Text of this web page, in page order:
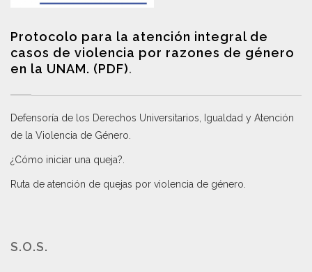
Protocolo para la atención integral de
casos de violencia por razones de género
en la UNAM. (PDF).
Defensoría de los Derechos Universitarios, Igualdad y Atención
de la Violencia de Género
¿Cómo iniciar una queja?
Ruta de atención de quejas por violencia de género
S.O.S.